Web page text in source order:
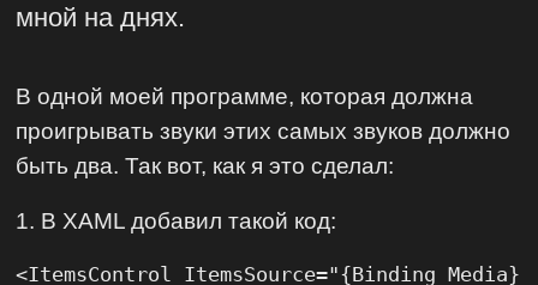
мной на днях.
В одной моей программе, которая должна
проигрывать звуки этих самых звуков должно
быть два. Так вот, как я это сделал:
1. В XAML добавил такой код:
<ItemsControl ItemsSource="{Binding